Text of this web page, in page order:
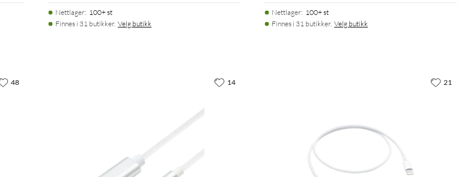
Nettlager: 100+ st
Finnes i 31 butikker. Velg butikk
Nettlager: 100+ st
Finnes i 31 butikker. Velg butikk
48 14 21